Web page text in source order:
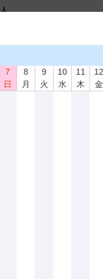
7
日
8
月
9
火
10
水
11
木
金